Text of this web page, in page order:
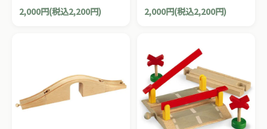
トが作れます。2ピース。
2,000円(税込2,200円)
トが作れます。2ピース。
2,000円(税込2,200円)